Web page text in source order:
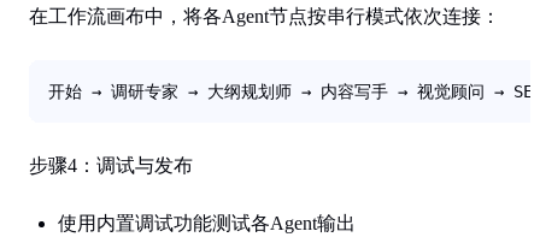
在工作流画布中，将各Agent节点按串行模式依次连接：
开始 → 调研专家 → 大纲规划师 → 内容写手 → 视觉顾问 →
步骤4：调试与发布
使用内置调试功能测试各Agent输出